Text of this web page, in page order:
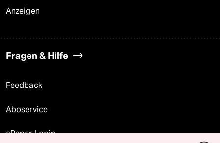
Anzeigen
Fragen & Hilfe
Feedback
Aboservice
ePaper Login